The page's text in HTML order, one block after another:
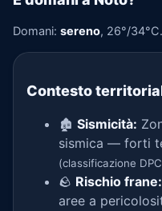
Domani: sereno, 26°/34°C.
Contesto
🏚️ Sismicità:
sismica — forti
(classificazione
🪨 Rischio frane:
aree a